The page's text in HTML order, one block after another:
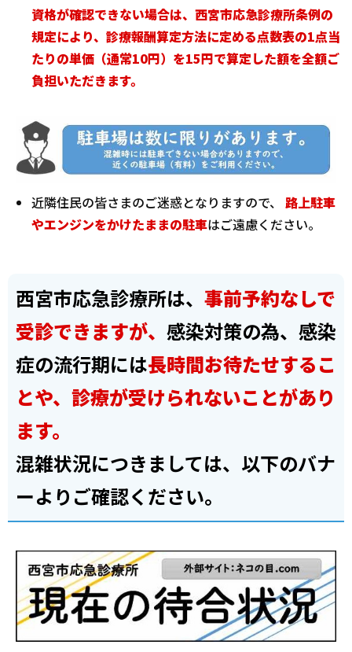
資格が確認できない場合は、西宮市応急診療所条例の
規定により、診療報酬算定方法に定める点数表の1点当
たりの単価（通常10円）を15円で算定した額を全額ご
負担いただきます。
近隣住民の皆さまのご迷惑となりますので、 路上駐車
やエンジンをかけたままの駐車はご遠慮ください。
西宮市応急診療所は、 事前予約なしで
受診できますが、 感染対策の為、感染
症の流行期には長時間お待たせするこ
とや、診療が受けられないことがあり
ます。
混雑状況につきましては、以下のバナ
ーよりご確認ください。